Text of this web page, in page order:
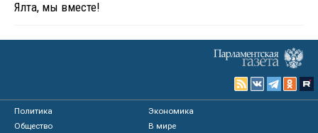
Ялта, мы вместе!
Политика
Экономика
Общество
В мире